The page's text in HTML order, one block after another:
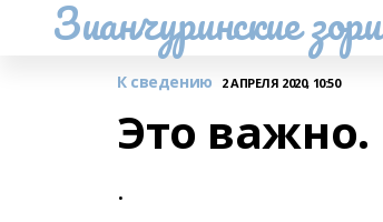
Зианчуринские зори
К сведению 2 АПРЕЛЯ 2020, 10:50
Это важно.
.